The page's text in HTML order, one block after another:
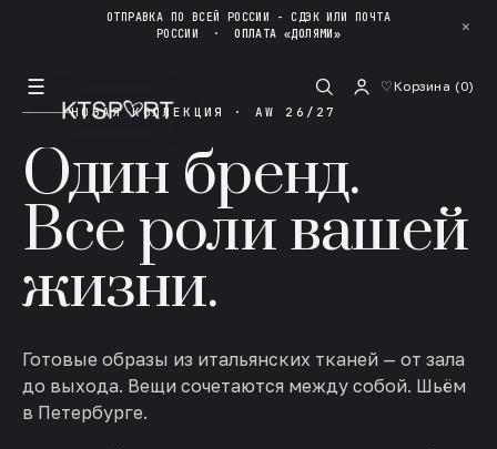
ОТПРАВКА ПО ВСЕЙ РОССИИ - СДЭК ИЛИ ПОЧТА
РОССИИ ·ОПЛАТА «ДОЛЯМИ» ✕
☰ ♡Корзина (0)
НОВАЯ КОЛЛЕКЦИЯ · AW 26/27
Один бренд.
Все роли вашей
жизни.
Готовые образы из итальянских тканей — от зала
до выхода. Вещи сочетаются между собой. Шьём
в Петербурге.